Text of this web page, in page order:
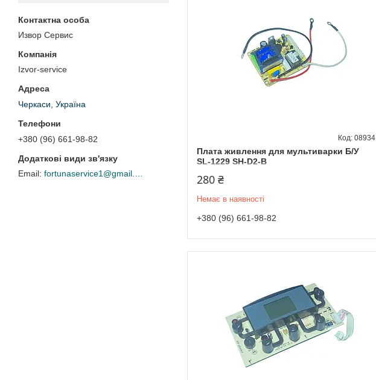
Извор Сервис
Izvor-service
Черкаси, Україна
+380 (96) 661-98-82
Плата живлення для мультиварки Б/У
SL-1229 SH-D2-B
08934
280 ₴
Немає в наявності
+380 (96) 661-98-82